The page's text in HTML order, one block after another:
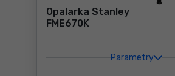
Opalarka Stanley
FME670K
Parametry